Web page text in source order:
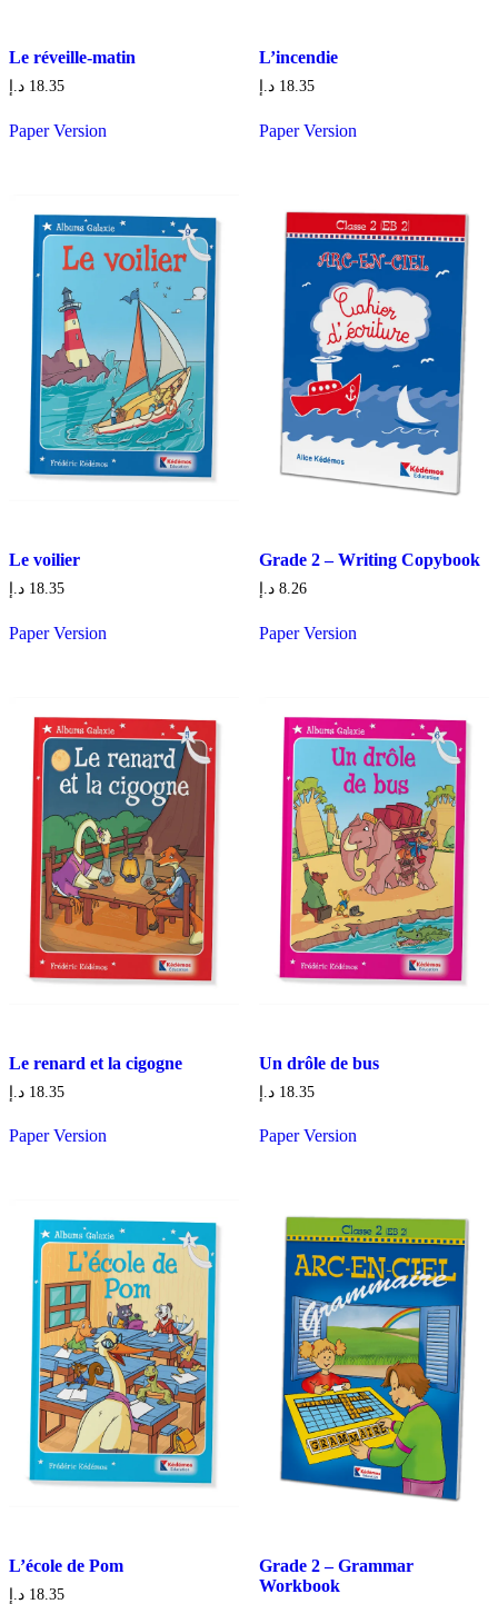
Le réveille-matin
18.35 د.إ
Paper Version
L’incendie
18.35 د.إ
Paper Version
Le voilier
18.35 د.إ
Paper Version
Grade 2 – Writing Copybook
8.26 د.إ
Paper Version
Le renard et la cigogne
18.35 د.إ
Paper Version
Un drôle de bus
18.35 د.إ
Paper Version
L’école de Pom
18.35 د.إ
Grade 2 – Grammar
Workbook